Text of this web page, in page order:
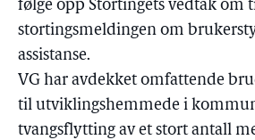
følge opp Stortingets vedtak om
stortingsmeldingen om
assistanse.
VG har avdekket omfattende
til utviklingshemmede i
tvangsflytting av et stort antall